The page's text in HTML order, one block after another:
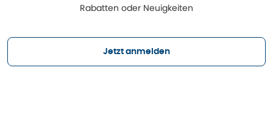
Rabatten oder Neuigkeiten
Jetzt anmelden